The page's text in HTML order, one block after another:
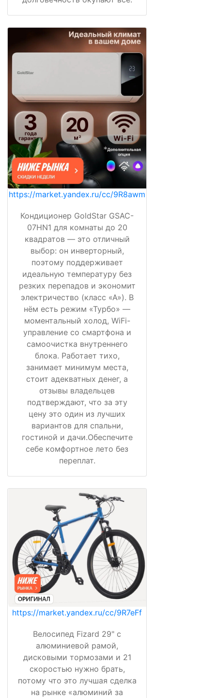
https://market.yandex.ru/cc/9R8awm
Кондиционер GoldStar GSAC-
07HN1 для комнаты до 20
квадратов — это отличный
выбор: он инверторный,
поэтому поддерживает
идеальную температуру без
резких перепадов и экономит
электричество (класс «А»). В
нём есть режим «Турбо» —
моментальный холод, WiFi-
управление со смартфона и
самоочистка внутреннего
блока. Работает тихо,
занимает минимум места,
стоит адекватных денег, а
отзывы владельцев
подтверждают, что за эту
цену это один из лучших
вариантов для спальни,
гостиной и дачи.Обеспечите
себе комфортное лето без
переплат.
https://market.yandex.ru/cc/9R7eFf
Велосипед Fizard 29" с
алюминиевой рамой,
дисковыми тормозами и 21
скоростью нужно брать,
потому что это лучшая сделка
на рынке «алюминий за